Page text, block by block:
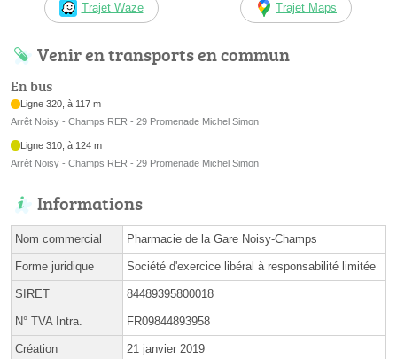
Trajet Waze Trajet Maps
Venir en transports en commun
En bus
Ligne 320, à 117 m
Arrêt Noisy - Champs RER - 29 Promenade Michel Simon
Ligne 310, à 124 m
Arrêt Noisy - Champs RER - 29 Promenade Michel Simon
Informations
Nom commercial Pharmacie de la Gare Noisy-Champs
Forme juridique Société d'exercice libéral à responsabilité limitée
SIRET 84489395800018
N° TVA Intra. FR09844893958
Création 21 janvier 2019